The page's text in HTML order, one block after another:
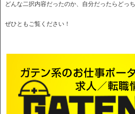
どんな二択内容だったのか、自分だったらどっち
ぜひともご覧ください！